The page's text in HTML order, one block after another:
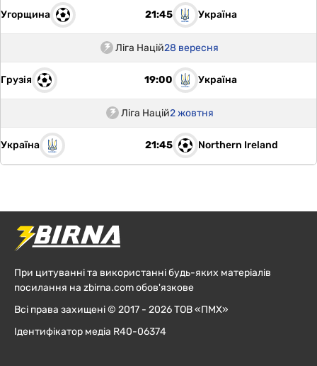
Угорщина 21:45 Україна
Ліга Націй28 вересня
Грузія 19:00 Україна
Ліга Націй2 жовтня
Україна 21:45 Northern Ireland
При цитуванні та використанні будь-яких матеріалів
посилання на zbirna.com обов'язкове
Всі права захищені © 2017 - 2026 ТОВ «ПМХ»
Ідентифікатор медіа R40-06374